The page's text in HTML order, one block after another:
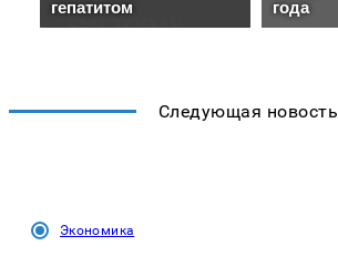
Следующая новость
Экономика